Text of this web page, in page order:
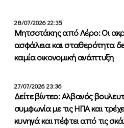
28/07/2026 22:35
Μητσοτάκης από Λέρο: Οι
ασφάλεια και σταθερότητα
καμία οικονομική ανάπτυξη
27/07/2026 23:36
Δείτε βίντεο: Αλβανός
συμφωνία με τις ΗΠΑ και
κυνηγά και πέφτει από τις